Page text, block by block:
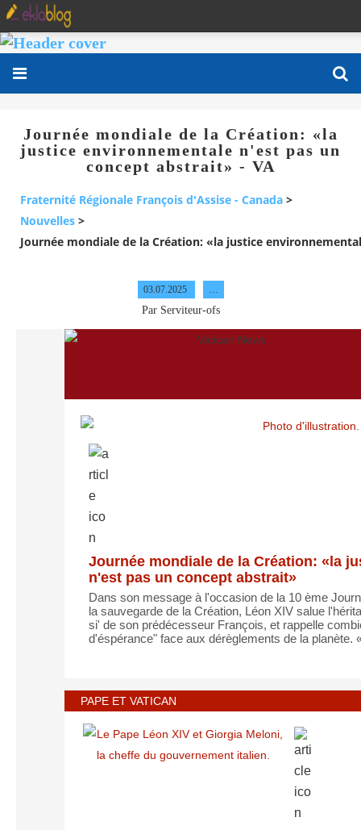
Journée mondiale de la Création: «la
justice environnementale n'est pas un
concept abstrait» - VA
Fraternité Régionale François d'Assise - Canada >
Nouvelles >
Journée mondiale de la Création: «la justice
03.07.2025
Par Serviteur-ofs
Journée mondiale de la Création: «la
n'est pas un concept abstrait»
Dans son message à l'occasion de la 10 ème
la sauvegarde de la Création, Léon XIV salue
si' de son prédécesseur François, et rappelle
d'éspérance" face aux dérèglements de la planète.
PAPE ET VATICAN